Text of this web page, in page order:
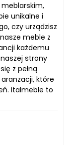
unikalne i
czy urządzisz
meble z
każdemu
strony
z pełną
które
Italmeble to